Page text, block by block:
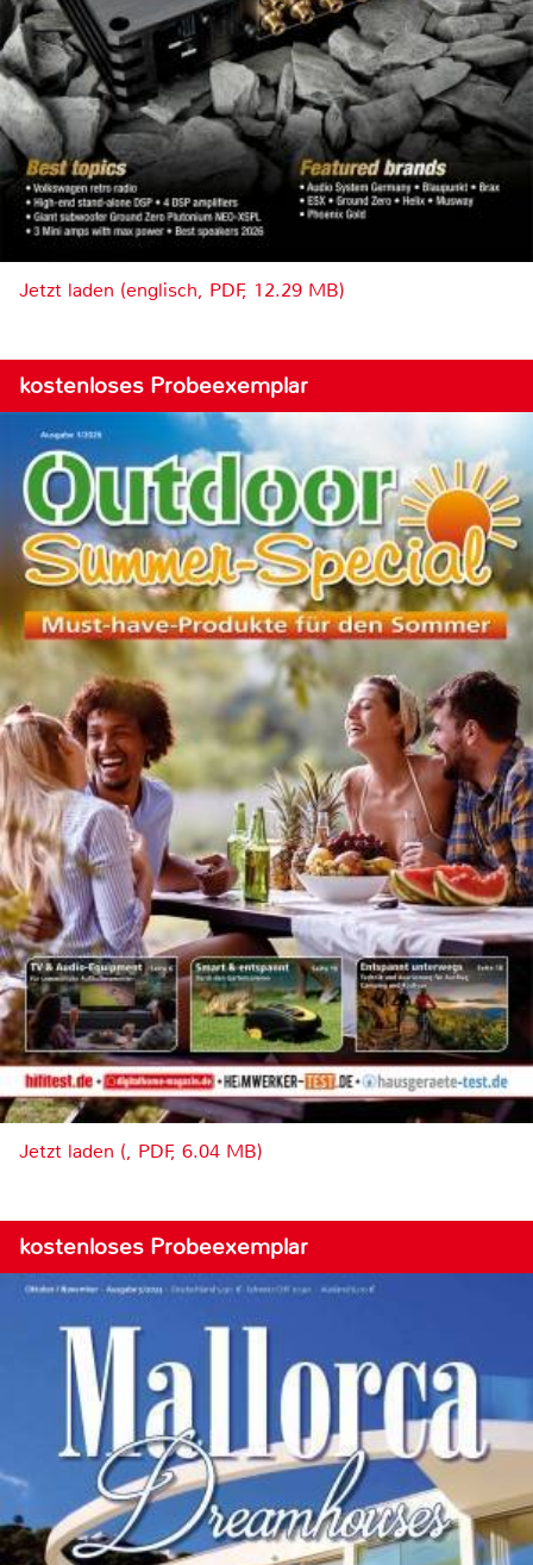
Jetzt laden (englisch, PDF, 12.29 MB)
kostenloses Probeexemplar
Jetzt laden (, PDF, 6.04 MB)
kostenloses Probeexemplar